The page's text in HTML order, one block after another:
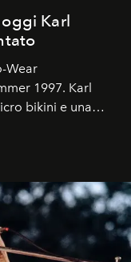
Karl
Wear
1997. Karl
bikini e una
Trent'anni dopo,
che abbiamo.